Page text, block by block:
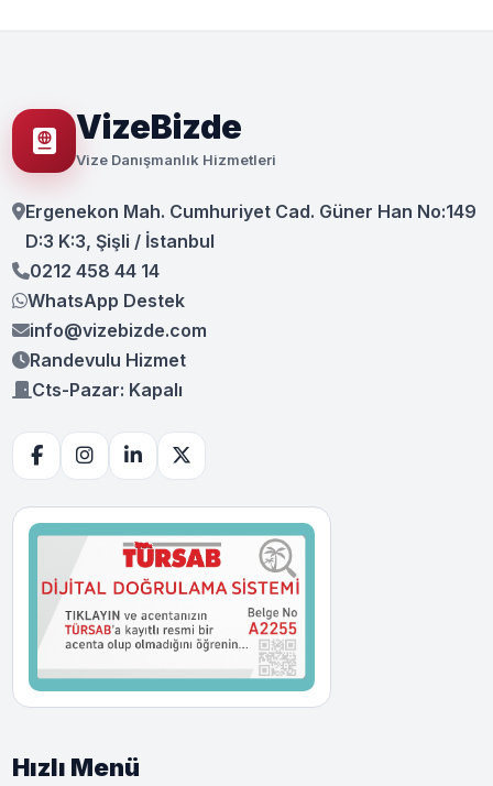
VizeBizde
Vize Danışmanlık Hizmetleri
Ergenekon Mah. Cumhuriyet Cad. Güner Han No:149
D:3 K:3, Şişli / İstanbul
0212 458 44 14
WhatsApp Destek
info@vizebizde.com
Randevulu Hizmet
Cts-Pazar: Kapalı
Hızlı Menü